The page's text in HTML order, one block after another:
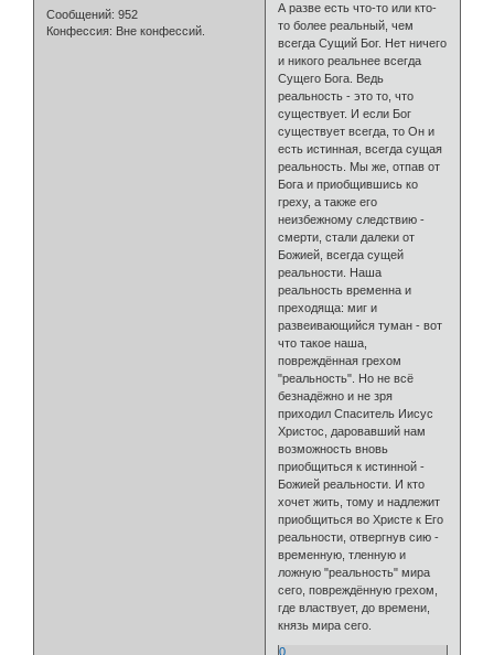
Сообщений: 952
Конфессия: Вне конфессий.
А разве есть что-то или кто-
то более реальный, чем
всегда Сущий Бог. Нет ничего
и никого реальнее всегда
Сущего Бога. Ведь
реальность - это то, что
существует. И если Бог
существует всегда, то Он и
есть истинная, всегда сущая
реальность. Мы же, отпав от
Бога и приобщившись ко
греху, а также его
неизбежному следствию -
смерти, стали далеки от
Божией, всегда сущей
реальности. Наша
реальность временна и
преходяща: миг и
развеивающийся туман - вот
что такое наша,
повреждённая грехом
"реальность". Но не всё
безнадёжно и не зря
приходил Спаситель Иисус
Христос, даровавший нам
возможность вновь
приобщиться к истинной -
Божией реальности. И кто
хочет жить, тому и надлежит
приобщиться во Христе к Его
реальности, отвергнув сию -
временную, тленную и
ложную "реальность" мира
сего, повреждённую грехом,
где властвует, до времени,
князь мира сего.
0